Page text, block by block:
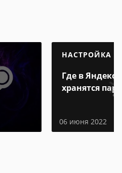
НАСТРОЙКА
Где в Яндекс
хранятся
06 июня 2022